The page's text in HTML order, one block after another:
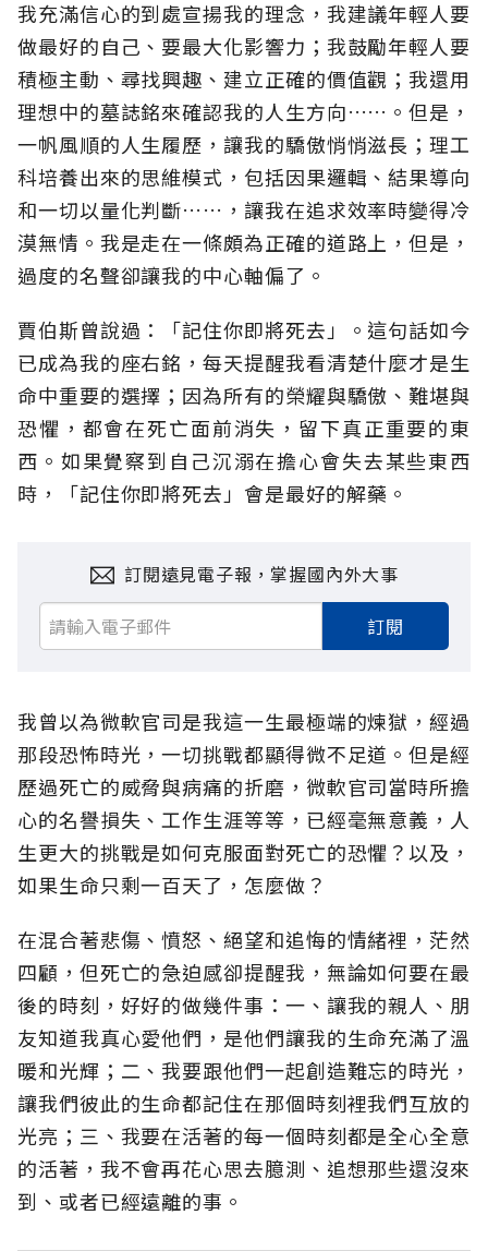
我充滿信心的到處宣揚我的理念，我建議年輕人要
做最好的自己、要最大化影響力；我鼓勵年輕人要
積極主動、尋找興趣、建立正確的價值觀；我還用
理想中的墓誌銘來確認我的人生方向……。但是，
一帆風順的人生履歷，讓我的驕傲悄悄滋長；理工
科培養出來的思維模式，包括因果邏輯、結果導向
和一切以量化判斷……，讓我在追求效率時變得冷
漠無情。我是走在一條頗為正確的道路上，但是，
過度的名聲卻讓我的中心軸偏了。
賈伯斯曾說過：「記住你即將死去」。這句話如今
已成為我的座右銘，每天提醒我看清楚什麼才是生
命中重要的選擇；因為所有的榮耀與驕傲、難堪與
恐懼，都會在死亡面前消失，留下真正重要的東
西。如果覺察到自己沉溺在擔心會失去某些東西
時，「記住你即將死去」會是最好的解藥。
訂閱遠見電子報，掌握國內外大事
訂閱
我曾以為微軟官司是我這一生最極端的煉獄，經過
那段恐怖時光，一切挑戰都顯得微不足道。但是經
歷過死亡的威脅與病痛的折磨，微軟官司當時所擔
心的名譽損失、工作生涯等等，已經毫無意義，人
生更大的挑戰是如何克服面對死亡的恐懼？以及，
如果生命只剩一百天了，怎麼做？
在混合著悲傷、憤怒、絕望和追悔的情緒裡，茫然
四顧，但死亡的急迫感卻提醒我，無論如何要在最
後的時刻，好好的做幾件事：一、讓我的親人、朋
友知道我真心愛他們，是他們讓我的生命充滿了溫
暖和光輝；二、我要跟他們一起創造難忘的時光，
讓我們彼此的生命都記住在那個時刻裡我們互放的
光亮；三、我要在活著的每一個時刻都是全心全意
的活著，我不會再花心思去臆測、追想那些還沒來
到、或者已經遠離的事。